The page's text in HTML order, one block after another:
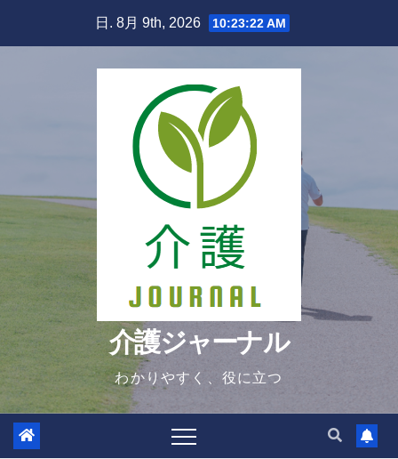
日. 8月 9th, 2026 10:23:23 AM
介護ジャーナル
わかりやすく、役に立つ